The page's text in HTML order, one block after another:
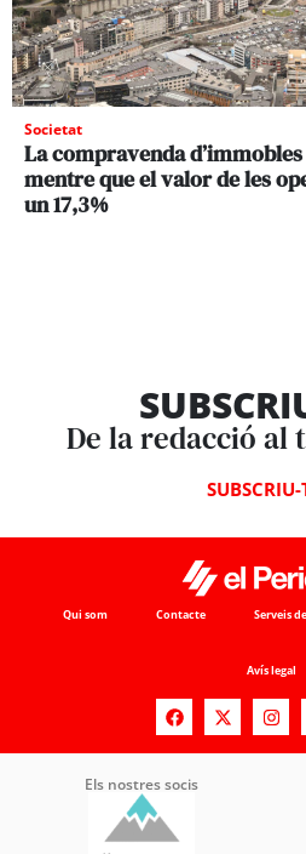
Societat
La compravenda
mentre que el valor de les
un 17,3%
De la redacció al
Qui som Contacte Serveis
Avís legal
Els nostres socis